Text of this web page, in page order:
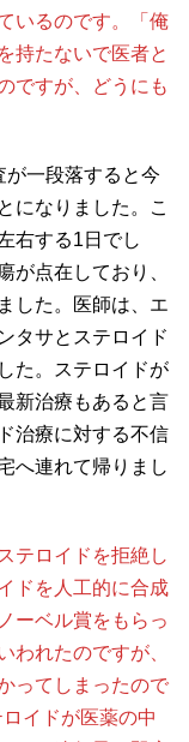
いるのです。「俺
持たないで医者と
ですが、どうにも
が一段落すると今
になりました。こ
右する1日でし
が点在しており、
した。医師は、エ
タサとステロイド
た。ステロイドが
新治療もあると言
治療に対する不信
へ連れて帰りまし
テロイドを拒絶し
ドを人工的に合成
ーベル賞をもらっ
われたのですが、
ってしまったので
イドが医薬の中